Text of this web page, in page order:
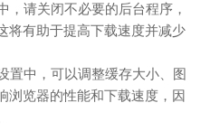
，请关闭不必要的后台程序，
将有助于提高下载速度并减少
置中，可以调整缓存大小、图
浏览器的性能和下载速度，因